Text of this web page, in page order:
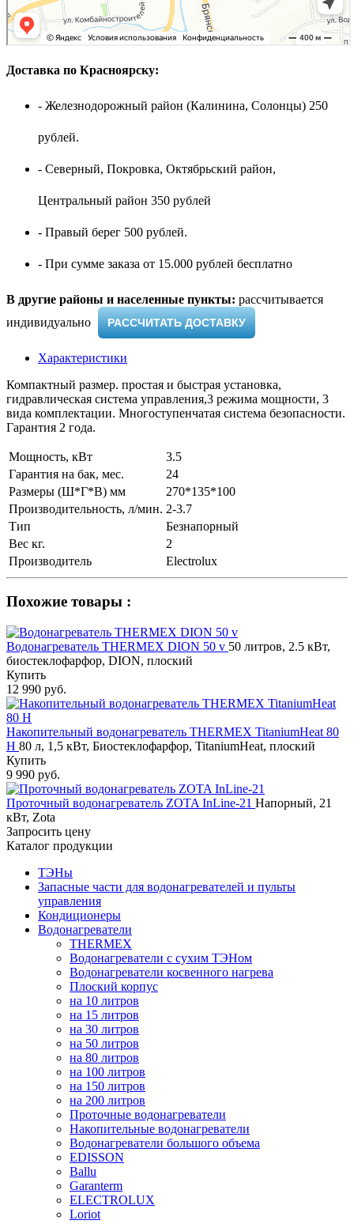
Доставка по Красноярску:
- Железнодорожный район (Калинина, Солонцы) 250
рублей.
- Северный, Покровка, Октябрьский район,
Центральный район 350 рублей
- Правый берег 500 рублей.
- При сумме заказа от 15.000 рублей бесплатно
В другие районы и населенные пункты: рассчитывается
индивидуально ​
РАССЧИТАТЬ ДОСТАВКУ
Характеристики
Компактный размер. простая и быстрая установка,
гидравлическая система управления,3 режима мощности, 3
вида комплектации. Многоступенчатая система безопасности.
Гарантия 2 года.
Мощность, кВт
3.5
Гарантия на бак, мес.
24
Размеры (Ш*Г*В) мм
270*135*100
Производительность, л/мин. 2-3.7
Тип
Безнапорный
Вес кг.
2
Производитель
Electrolux
Похожие товары :
Водонагреватель THERMEX DION 50 v 50 литров, 2.5 кВт,
биостеклофарфор, DION, плоский
Купить
12 990 руб.
Накопительный водонагреватель THERMEX TitaniumHeat 80
H 80 л, 1,5 кВт, Биостеклофарфор, TitaniumHeat, плоский
Купить
9 990 руб.
Проточный водонагреватель ZOTA InLine-21 Напорный, 21
кВт, Zota
Запросить цену
Каталог продукции
ТЭНы
Запасные части для водонагревателей и пульты
управления
Кондиционеры
Водонагреватели
THERMEX
Водонагреватели с сухим ТЭНом
Водонагреватели косвенного нагрева
Плоский корпус
на 10 литров
на 15 литров
на 30 литров
на 50 литров
на 80 литров
на 100 литров
на 150 литров
на 200 литров
Проточные водонагреватели
Накопительные водонагреватели
Водонагреватели большого объема
EDISSON
Ballu
Garanterm
ELECTROLUX
Loriot